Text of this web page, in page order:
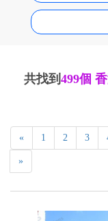
共找到 499個
« 1 2 3
»